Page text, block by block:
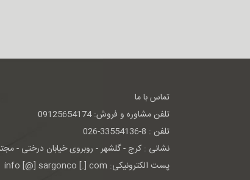
تماس با ما
تلفن مشاوره و فروش: 09125654174
تلفن : 8-33554136-026
نشانی : كرج - گلشهر - روبروی خيابان درختی -
پست الکترونیکی: info [@] sargonco [.] com